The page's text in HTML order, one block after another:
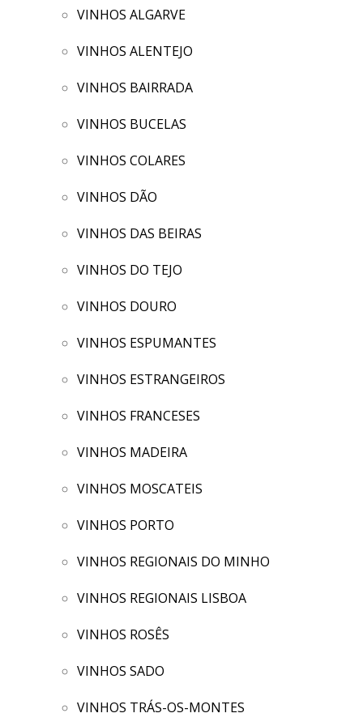
VINHOS ALGARVE
VINHOS ALENTEJO
VINHOS BAIRRADA
VINHOS BUCELAS
VINHOS COLARES
VINHOS DÃO
VINHOS DAS BEIRAS
VINHOS DO TEJO
VINHOS DOURO
VINHOS ESPUMANTES
VINHOS ESTRANGEIROS
VINHOS FRANCESES
VINHOS MADEIRA
VINHOS MOSCATEIS
VINHOS PORTO
VINHOS REGIONAIS DO MINHO
VINHOS REGIONAIS LISBOA
VINHOS ROSÊS
VINHOS SADO
VINHOS TRÁS-OS-MONTES